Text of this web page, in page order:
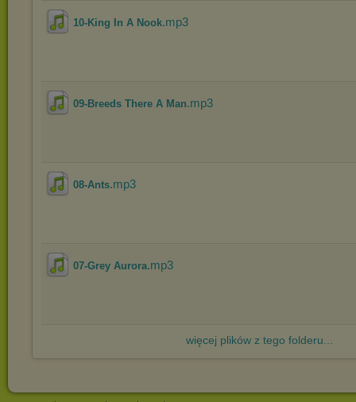
10-King In A Nook.mp3
09-Breeds There A Man.mp3
08-Ants.mp3
07-Grey Aurora.mp3
więcej plików z tego folderu...